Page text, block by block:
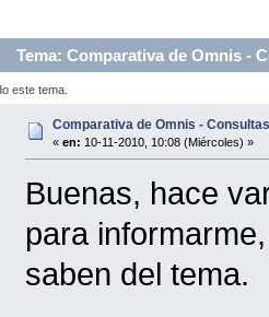
Tema: Comparativa de Omnis -
este tema.
Comparativa de Omnis -
« en: 10-11-2010, 10:08 (Miércoles) »
Buenas, hace
para
saben del tema.